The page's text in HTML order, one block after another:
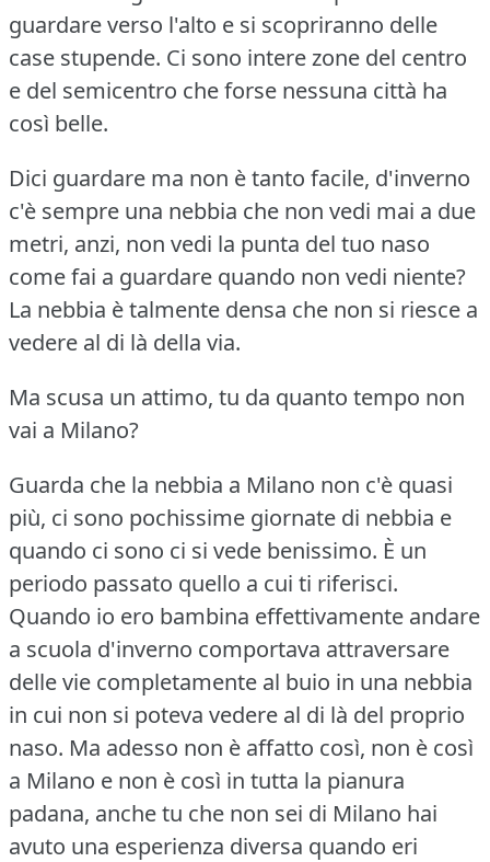
guardare verso l'alto e si scopriranno delle
case stupende. Ci sono intere zone del centro
e del semicentro che forse nessuna città ha
così belle.
Dici guardare ma non è tanto facile, d'inverno
c'è sempre una nebbia che non vedi mai a due
metri, anzi, non vedi la punta del tuo naso
come fai a guardare quando non vedi niente?
La nebbia è talmente densa che non si riesce a
vedere al di là della via.
Ma scusa un attimo, tu da quanto tempo non
vai a Milano?
Guarda che la nebbia a Milano non c'è quasi
più, ci sono pochissime giornate di nebbia e
quando ci sono ci si vede benissimo. È un
periodo passato quello a cui ti riferisci.
Quando io ero bambina effettivamente andare
a scuola d'inverno comportava attraversare
delle vie completamente al buio in una nebbia
in cui non si poteva vedere al di là del proprio
naso. Ma adesso non è affatto così, non è così
a Milano e non è così in tutta la pianura
padana, anche tu che non sei di Milano hai
avuto una esperienza diversa quando eri